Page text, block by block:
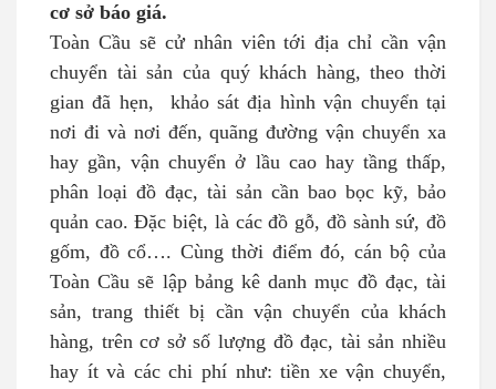
cơ sở báo giá.
Toàn Cầu sẽ cử nhân viên tới địa chỉ cần vận
chuyển tài sản của quý khách hàng, theo thời
gian đã hẹn, khảo sát địa hình vận chuyển tại
nơi đi và nơi đến, quãng đường vận chuyển xa
hay gần, vận chuyển ở lầu cao hay tầng thấp,
phân loại đồ đạc, tài sản cần bao bọc kỹ, bảo
quản cao. Đặc biệt, là các đồ gỗ, đồ sành sứ, đồ
gốm, đồ cổ…. Cùng thời điểm đó, cán bộ của
Toàn Cầu sẽ lập bảng kê danh mục đồ đạc, tài
sản, trang thiết bị cần vận chuyển của khách
hàng, trên cơ sở số lượng đồ đạc, tài sản nhiều
hay ít và các chi phí như: tiền xe vận chuyển,